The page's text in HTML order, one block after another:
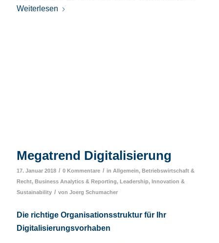
Weiterlesen
Megatrend Digitalisierung
17. Januar 2018 / 0 Kommentare / in Allgemein, Betriebswirtschaft &
Recht, Business Analytics & Reporting, Leadership, Innovation &
Sustainability / von Joerg Schumacher
Die richtige Organisationsstruktur für Ihr
Digitalisierungsvorhaben